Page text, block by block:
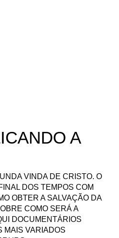
A
VINDA DE CRISTO. O
DOS TEMPOS COM
OBTER A SALVAÇÃO DA
COMO SERÁ A
DOCUMENTÁRIOS
MAIS VARIADOS